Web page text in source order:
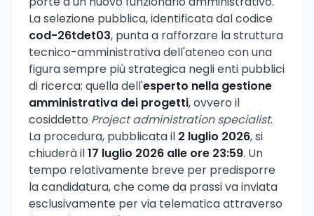
La selezione pubblica, identificata dal codice
cod-26tdet03, punta a rafforzare la struttura
tecnico-amministrativa dell'ateneo con una
figura sempre più strategica negli enti pubblici
di ricerca: quella dell'esperto nella gestione
amministrativa dei progetti, ovvero il
cosiddetto Project administration specialist.
La procedura, pubblicata il 2 luglio 2026, si
chiuderà il17 luglio 2026 alle ore 23:59. Un
tempo relativamente breve per predisporre
la candidatura, che come da prassi va inviata
esclusivamente per via telematica attraverso